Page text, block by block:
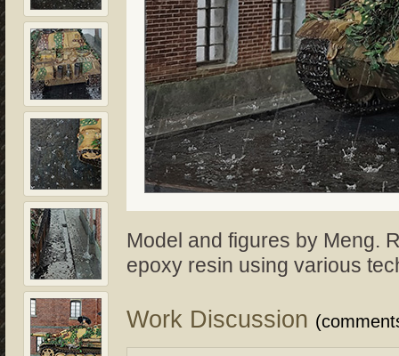
Model and figures by Meng.
epoxy resin using various
Work Discussion